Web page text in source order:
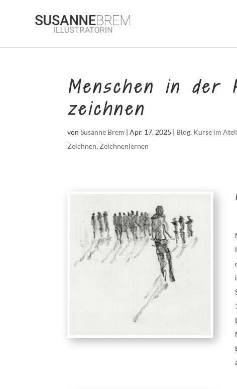
Menschen in der
zeichnen
vonSusanne Brem |Apr. 17, 2025 | Blog, Kurse im
Zeichnen, Zeichnenlernen